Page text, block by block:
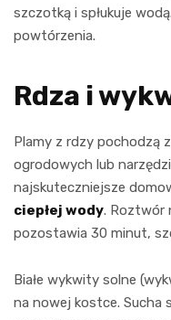
szczotką i spłukuje
powtórzenia.
Rdza i
Plamy z rdzy pochodzą
ogrodowych lub
najskuteczniejsze
ciepłej wody. Roztwór
pozostawia 30 minut,
Białe wykwity solne
na nowej kostce. Sucha